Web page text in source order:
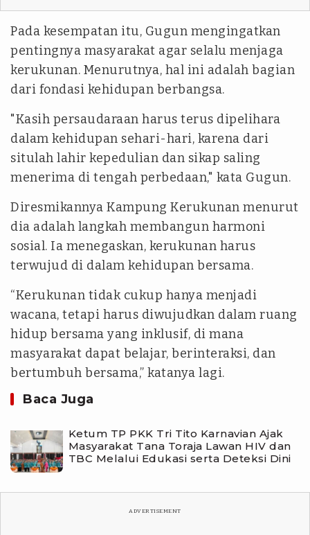
Pada kesempatan itu, Gugun mengingatkan
pentingnya masyarakat agar selalu menjaga
kerukunan. Menurutnya, hal ini adalah bagian
dari fondasi kehidupan berbangsa.
"Kasih persaudaraan harus terus dipelihara
dalam kehidupan sehari-hari, karena dari
situlah lahir kepedulian dan sikap saling
menerima di tengah perbedaan," kata Gugun.
Diresmikannya Kampung Kerukunan menurut
dia adalah langkah membangun harmoni
sosial. Ia menegaskan, kerukunan harus
terwujud di dalam kehidupan bersama.
“Kerukunan tidak cukup hanya menjadi
wacana, tetapi harus diwujudkan dalam ruang
hidup bersama yang inklusif, di mana
masyarakat dapat belajar, berinteraksi, dan
bertumbuh bersama,” katanya lagi.
Baca Juga
Ketum TP PKK Tri Tito Karnavian Ajak
Masyarakat Tana Toraja Lawan HIV dan
TBC Melalui Edukasi serta Deteksi Dini
ADVERTISEMENT